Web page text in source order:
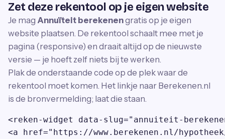
Zet deze rekentool op je eigen website
Je mag Annuïteit berekenengratis op je eigen
website plaatsen. De rekentool schaalt mee met je
pagina (responsive) en draait altijd op de nieuwste
versie — je hoeft zelf niets bij te werken.
Plak de onderstaande code op de plek waar de
rekentool moet komen. Het linkje naar Berekenen.nl
is de bronvermelding; laat die staan.
<reken-widget data-slug="annuiteit-
<a href="https://www.berekenen.nl/